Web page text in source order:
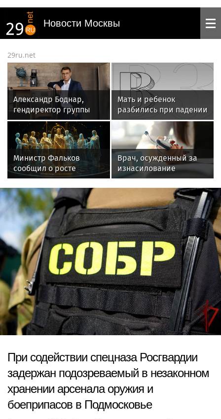
Новости Москвы
29ru.net
Александр Боднар,
гендиректор группы
компаний «Рюрик»: «В
это сложное время наш
опыт и компетенции
могут помочь бизнесу»
Мать и ребенок
разбились при падении
из окна в Подмосковье
Министр Фальков
сообщил о росте
популярности вузов в
регионах России
Врач, осужденный за
изнасилование
россиянки, принимает
пациентов в Ижевске
При содействии спецназа Росгвардии
задержан подозреваемый в незаконном
хранении арсенала оружия и
боеприпасов в Подмосковье